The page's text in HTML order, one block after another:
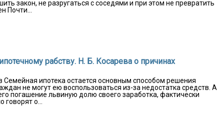
закон, не разругаться с соседями и при этом не превратить
Почти...
рабству. Н. Б. Косарева о причинах
ипотека остается основным способом решения
не могут ею воспользоваться из-за недостатка средств. А
погашение львиную долю своего заработка, фактически
о...